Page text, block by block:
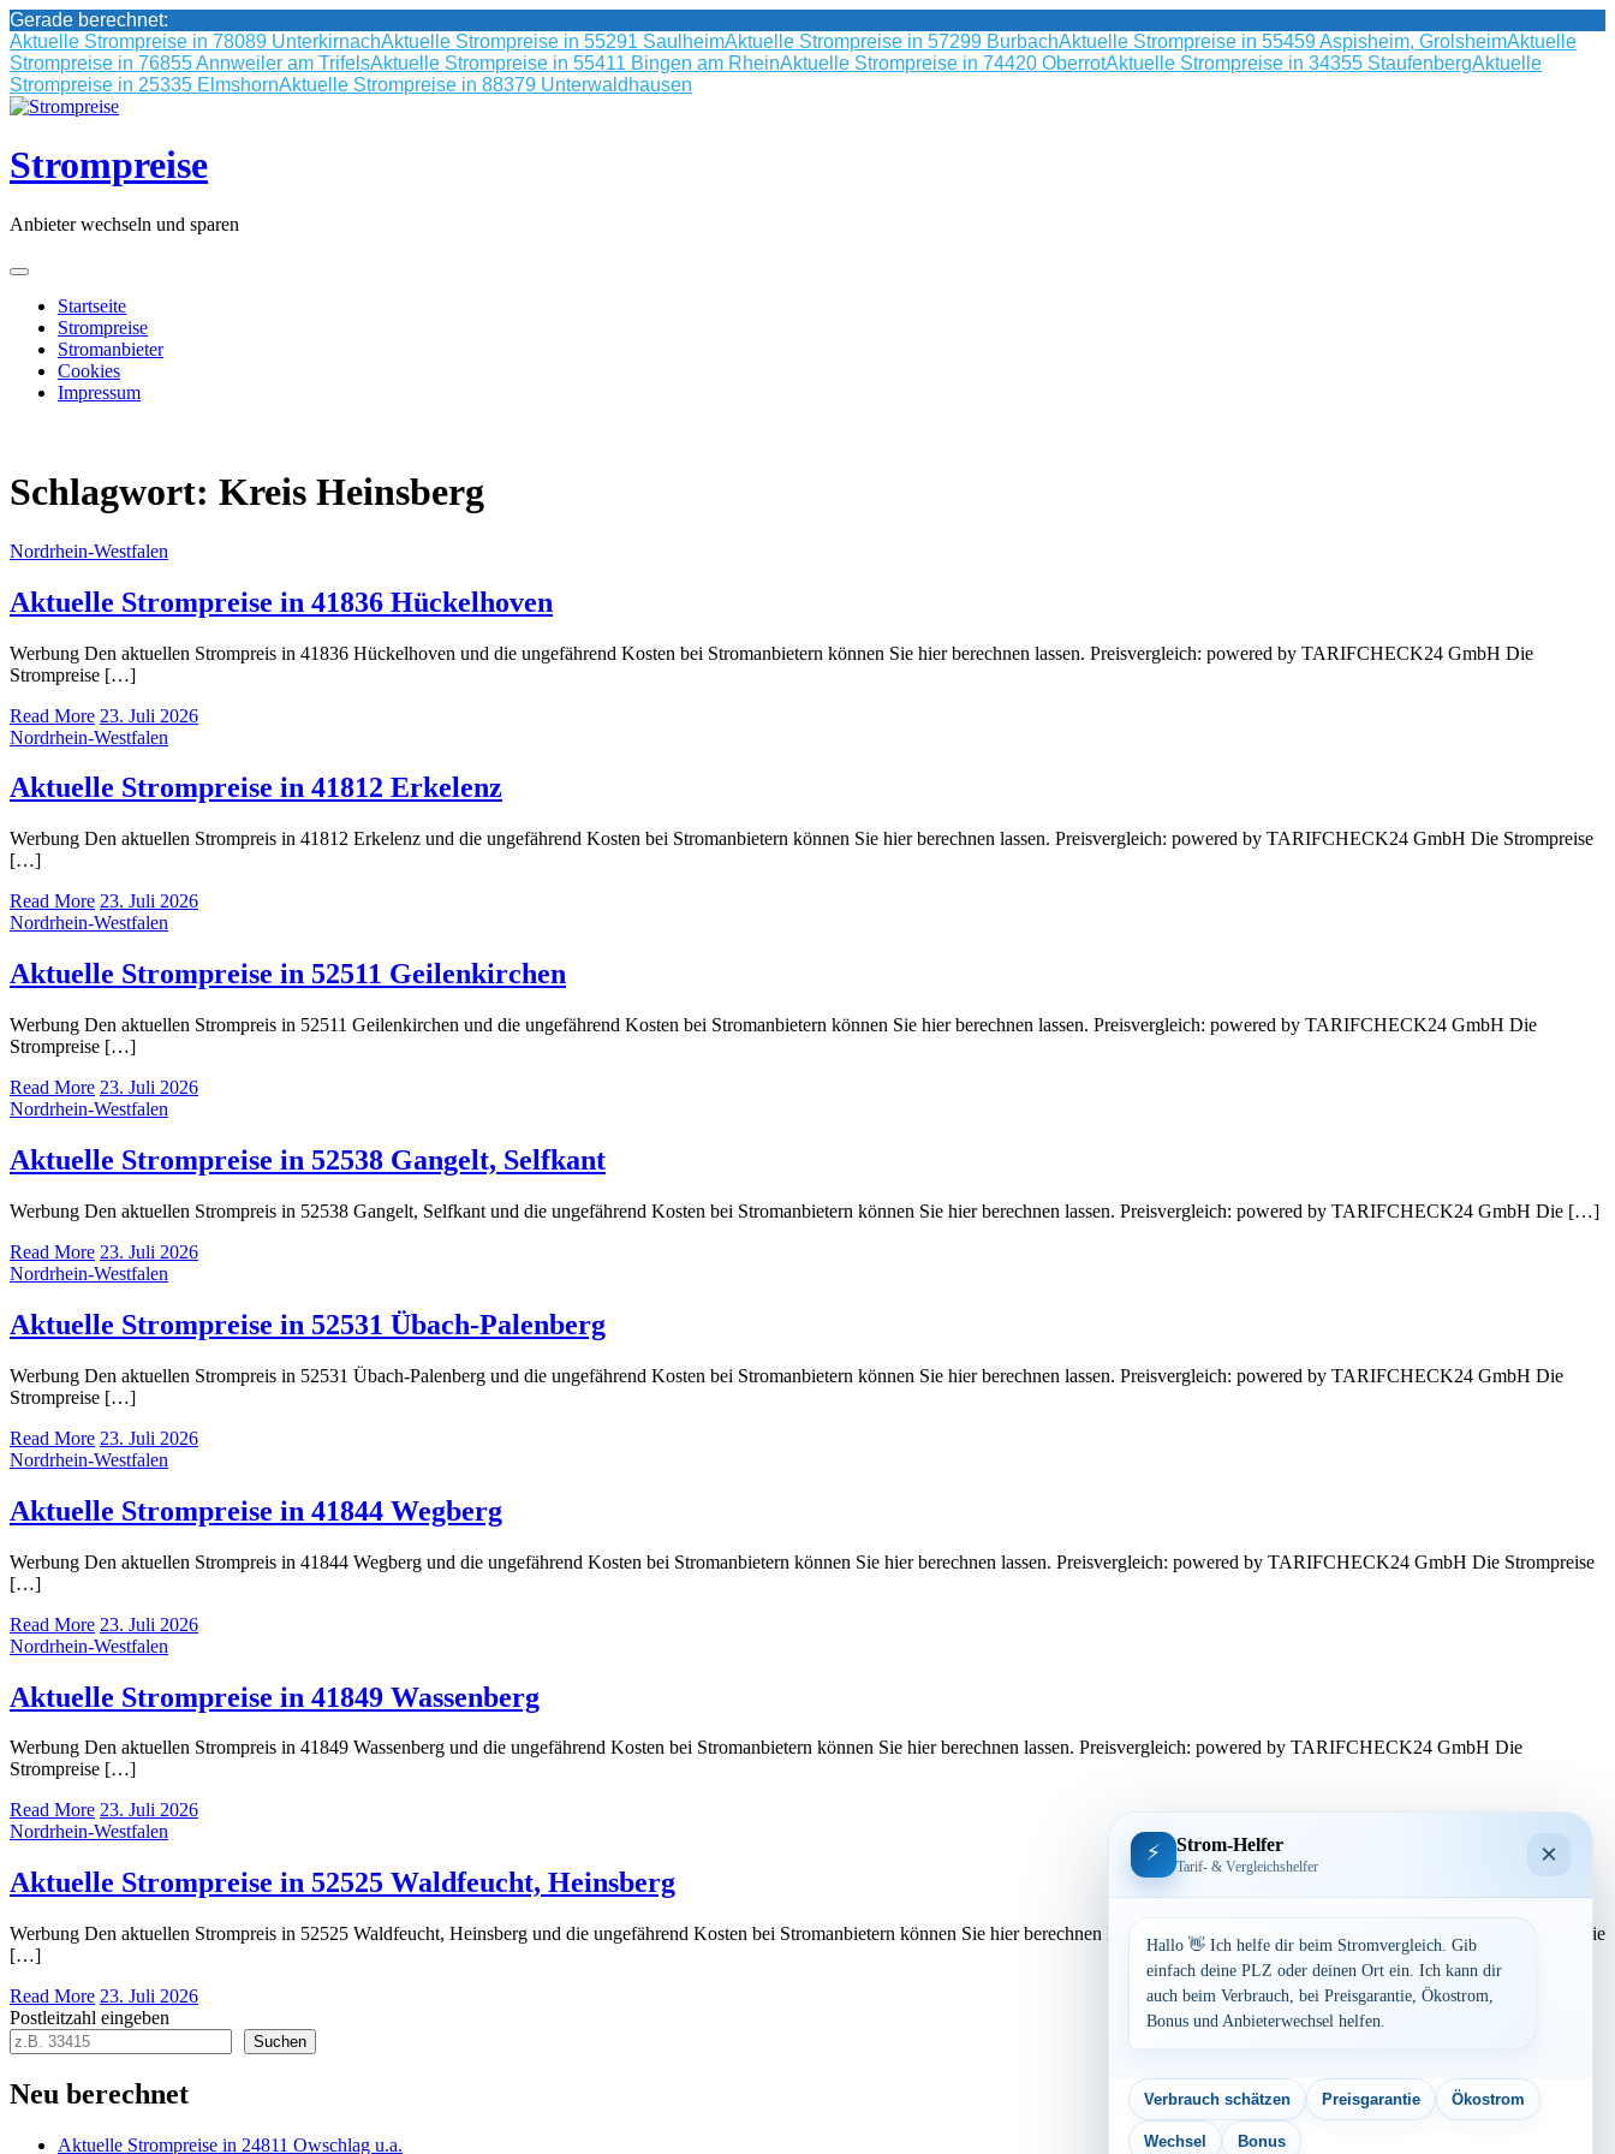
Gerade berechnet:
Aktuelle Strompreise in 78089 UnterkirnachAktuelle Strompreise in 55291 SaulheimAktuelle Strompreise in 57299 BurbachAktuelle Strompreise in 55459 Aspisheim, GrolsheimAktuelle
Strompreise in 76855 Annweiler am TrifelsAktuelle Strompreise in 55411 Bingen am RheinAktuelle Strompreise in 74420 OberrotAktuelle Strompreise in 34355 StaufenbergAktuelle
Strompreise in 25335 ElmshornAktuelle Strompreise in 88379 Unterwaldhausen
Skip
content
Strompreise
Anbieter wechseln und sparen
Startseite
Strompreise
Stromanbieter
Cookies
Impressum
Schlagwort: Kreis Heinsberg
Nordrhein-Westfalen
Aktuelle Strompreise in 41836 Hückelhoven
Werbung Den aktuellen Strompreis in 41836 Hückelhoven und die ungefährend Kosten bei Stromanbietern können Sie hier berechnen lassen. Preisvergleich: powered by TARIFCHECK24 GmbH Die
Strompreise […]
Read More 23. Juli 2026
Nordrhein-Westfalen
Aktuelle Strompreise in 41812 Erkelenz
Werbung Den aktuellen Strompreis in 41812 Erkelenz und die ungefährend Kosten bei Stromanbietern können Sie hier berechnen lassen. Preisvergleich: powered by TARIFCHECK24 GmbH Die Strompreise
[…]
Read More 23. Juli 2026
Nordrhein-Westfalen
Aktuelle Strompreise in 52511 Geilenkirchen
Werbung Den aktuellen Strompreis in 52511 Geilenkirchen und die ungefährend Kosten bei Stromanbietern können Sie hier berechnen lassen. Preisvergleich: powered by TARIFCHECK24 GmbH Die
Strompreise […]
Read More 23. Juli 2026
Nordrhein-Westfalen
Aktuelle Strompreise in 52538 Gangelt, Selfkant
Werbung Den aktuellen Strompreis in 52538 Gangelt, Selfkant und die ungefährend Kosten bei Stromanbietern können Sie hier berechnen lassen. Preisvergleich: powered by TARIFCHECK24 GmbH Die […]
Read More 23. Juli 2026
Nordrhein-Westfalen
Aktuelle Strompreise in 52531 Übach-Palenberg
Werbung Den aktuellen Strompreis in 52531 Übach-Palenberg und die ungefährend Kosten bei Stromanbietern können Sie hier berechnen lassen. Preisvergleich: powered by TARIFCHECK24 GmbH Die
Strompreise […]
Read More 23. Juli 2026
Nordrhein-Westfalen
Aktuelle Strompreise in 41844 Wegberg
Werbung Den aktuellen Strompreis in 41844 Wegberg und die ungefährend Kosten bei Stromanbietern können Sie hier berechnen lassen. Preisvergleich: powered by TARIFCHECK24 GmbH Die Strompreise
[…]
Read More 23. Juli 2026
Nordrhein-Westfalen
Aktuelle Strompreise in 41849 Wassenberg
Werbung Den aktuellen Strompreis in 41849 Wassenberg und die ungefährend Kosten bei Stromanbietern können Sie hier berechnen lassen. Preisvergleich: powered by TARIFCHECK24 GmbH Die
Strompreise […]
Read More 23. Juli 2026
Nordrhein-Westfalen
Aktuelle Strompreise in 52525 Waldfeucht, Heinsberg
Werbung Den aktuellen Strompreis in 52525 Waldfeucht, Heinsberg und die ungefährend Kosten bei Stromanbietern können Sie hier berechnen lassen. Preisvergleich: powered by TARIFCHECK24 GmbH Die
[…]
Read More 23. Juli 2026
Postleitzahl eingeben
Suchen
Neu berechnet
Aktuelle Strompreise in 24811 Owschlag u.a.
⚡ Strom-Helfer
Tarif- & Vergleichshelfer ×
Hallo 👋 Ich helfe dir beim Stromvergleich. Gib
einfach deine PLZ oder deinen Ort ein. Ich kann dir
auch beim Verbrauch, bei Preisgarantie, Ökostrom,
Bonus und Anbieterwechsel helfen.
Verbrauch schätzen Preisgarantie Ökostrom
Wechsel Bonus